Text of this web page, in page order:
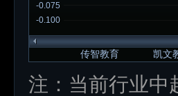
传智教育 凯文
-0.100
-0.075
注：当前行业中